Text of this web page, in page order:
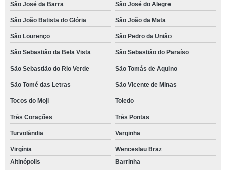
São José da Barra São José do Alegre
São João Batista do Glória São João da Mata
São Lourenço São Pedro da União
São Sebastião da Bela Vista São Sebastião do Paraíso
São Sebastião do Rio Verde São Tomás de Aquino
São Tomé das Letras São Vicente de Minas
Tocos do Moji Toledo
Três Corações Três Pontas
Turvolândia Varginha
Virgínia
Wenceslau Braz
Altinópolis
Barrinha